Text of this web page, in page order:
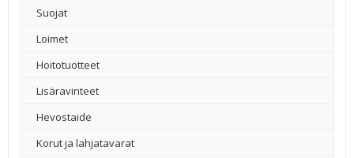
Suojat
Loimet
Hoitotuotteet
Lisäravinteet
Hevostaide
Korut ja lahjatavarat